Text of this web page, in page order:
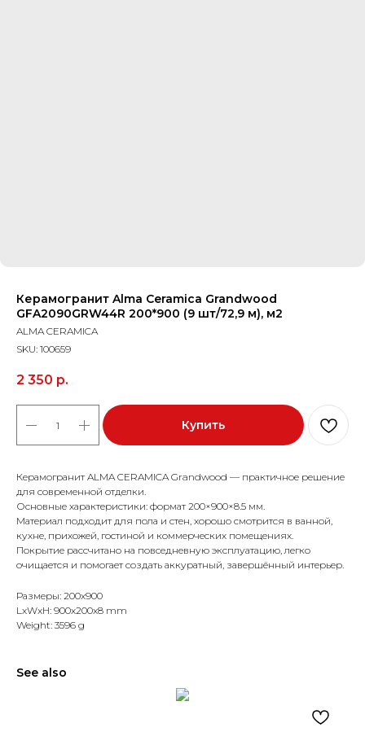
Керамогранит Alma Ceramica Grandwood
GFA2090GRW44R 200*900 (9 шт/72,9 м), м2
ALMA CERAMICA
SKU: 100659
2 350 р.
Купить
Керамогранит ALMA CERAMICA Grandwood — практичное решение
для современной отделки.
Основные характеристики: формат 200×900×8.5 мм.
Материал подходит для пола и стен, хорошо смотрится в ванной,
кухне, прихожей, гостиной и коммерческих помещениях.
Покрытие рассчитано на повседневную эксплуатацию, легко
очищается и помогает создать аккуратный, завершённый интерьер.
Размеры: 200x900
LxWxH: 900x200x8 mm
Weight: 3596 g
See also